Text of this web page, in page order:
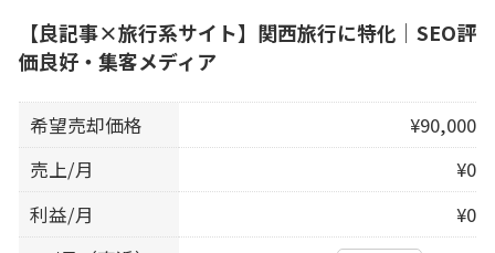
【良記事×旅行系サイト】関西旅行に特化｜SEO評
価良好・集客メディア
希望売却価格
¥90,000
売上/月
¥0
利益/月
¥0